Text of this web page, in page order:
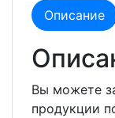
Описание
Вы можете
продукции